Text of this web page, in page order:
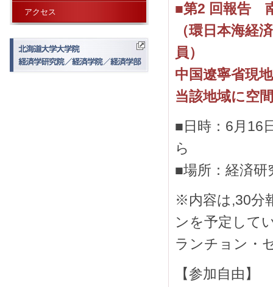
■第2 回報告
（環日本海経
員）
中国遼寧省現
当該地域に空
■日時：6月16
ら
■場所：経済
※内容は,30分
ンを予定して
ランチョン・
【参加自由】
アクセス